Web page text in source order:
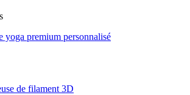
yoga premium personnalisé
de filament 3D